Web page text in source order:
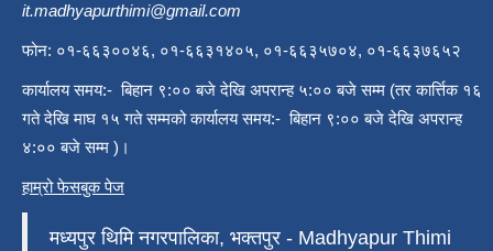
it.madhyapurthimi@gmail.com
फोन: ०१-६६३००४६, ०१-६६३१४०५, ०१-६६३५७०४, ०१-६६३७६५२
कार्यालय समय:- बिहान ९:०० बजे देखि अपरान्ह ५:०० बजे सम्म (तर कार्त्तिक १६
गते देखि माघ १५ गते सम्मको कार्यालय समय:- बिहान ९:०० बजे देखि अपरान्ह
४:०० बजे सम्म )।
हाम्रो फेसबुक पेज
मध्यपुर थिमि नगरपालिका, भक्तपुर - Madhyapur Thimi